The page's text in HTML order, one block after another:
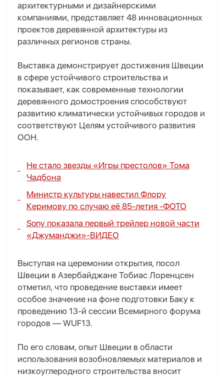
архитектурными и дизайнерскими
компаниями, представляет 48 инновационных
проектов деревянной архитектуры из
различных регионов страны.
Выставка демонстрирует достижения Швеции
в сфере устойчивого строительства и
показывает, как современные технологии
деревянного домостроения способствуют
развитию климатически устойчивых городов и
соответствуют Целям устойчивого развития
ООН.
Не стало звезды «Игры престолов» Тома
Чадбона
Министр культуры навестил Флору
Керимову по случаю её 85-летия -ФОТО
Sony показала первый трейлер новой части
«Джуманджи»-ВИДЕО
Выступая на церемонии открытия, посол
Швеции в Азербайджане Тобиас Лоренцсен
отметил, что проведение выставки имеет
особое значение на фоне подготовки Баку к
проведению 13-й сессии Всемирного форума
городов — WUF13.
По его словам, опыт Швеции в области
использования возобновляемых материалов и
низкоуглеродного строительства вносит